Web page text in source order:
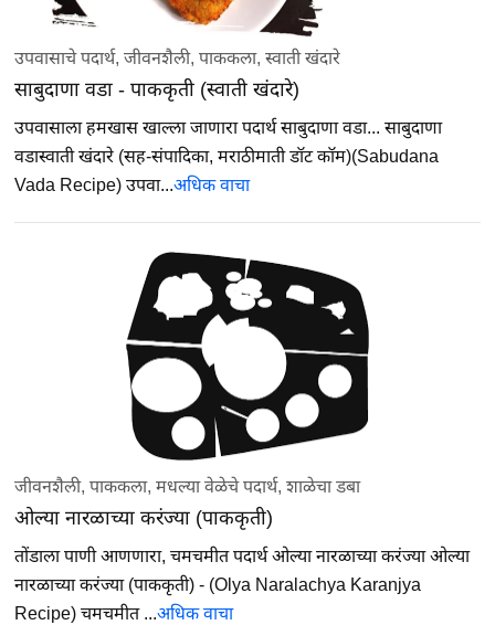
उपवासाचे पदार्थ,जीवनशैली,पाककला,स्वाती खंदारे
साबुदाणा वडा - पाककृती (स्वाती खंदारे)
उपवासाला हमखास खाल्ला जाणारा पदार्थ साबुदाणा वडा... साबुदाणा
वडास्वाती खंदारे (सह-संपादिका, मराठीमाती डॉट कॉम)(Sabudana
Vada Recipe) उपवा...अधिक वाचा
जीवनशैली,पाककला,मधल्या वेळेचे पदार्थ,शाळेचा डबा
ओल्या नारळाच्या करंज्या (पाककृती)
तोंडाला पाणी आणणारा, चमचमीत पदार्थ ओल्या नारळाच्या करंज्या ओल्या
नारळाच्या करंज्या (पाककृती) - (Olya Naralachya Karanjya
Recipe) चमचमीत ...अधिक वाचा